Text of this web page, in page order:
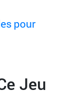
pour
Jeu